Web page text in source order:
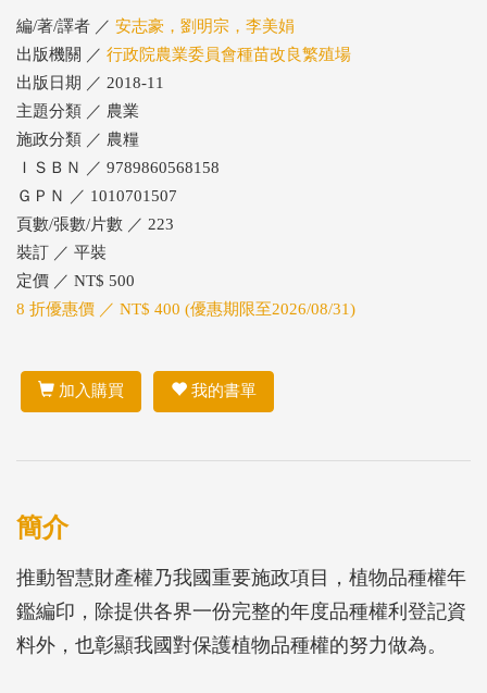
編/著/譯者 ／ 安志豪，劉明宗，李美娟
出版機關 ／ 行政院農業委員會種苗改良繁殖場
出版日期 ／ 2018-11
主題分類 ／ 農業
施政分類 ／ 農糧
ＩＳＢＮ ／ 9789860568158
ＧＰＮ ／ 1010701507
頁數/張數/片數 ／ 223
裝訂 ／ 平裝
定價 ／ NT$ 500
8 折優惠價 ／ NT$ 400 (優惠期限至2026/08/31)
加入購買 我的書單
簡介
推動智慧財產權乃我國重要施政項目，植物品種權年
鑑編印，除提供各界一份完整的年度品種權利登記資
料外，也彰顯我國對保護植物品種權的努力做為。